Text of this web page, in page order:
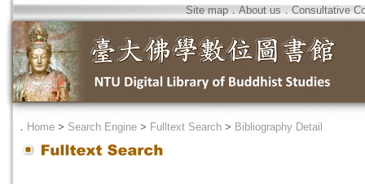
Site map．About us ． Consultative
． Home > Search Engine > Fulltext Search > Bibliography Detail